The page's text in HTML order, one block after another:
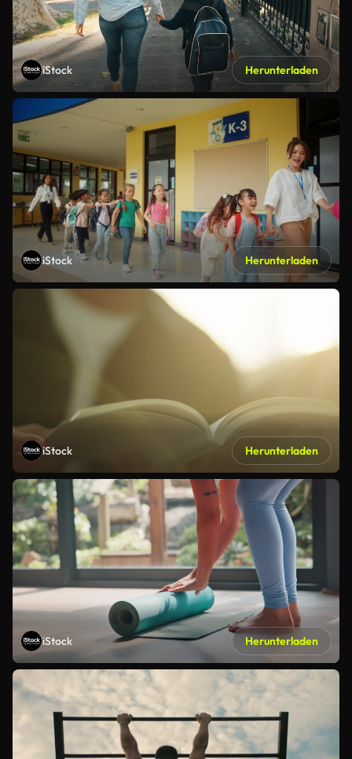
iStock Herunterladen
iStock Herunterladen
iStock Herunterladen
iStock Herunterladen